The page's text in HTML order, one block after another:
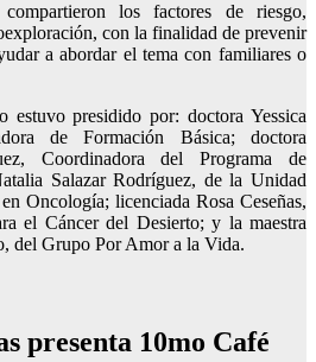
los factores de riesgo,
con la finalidad de prevenir
a abordar el tema con familiares o
estuvo presidido por: doctora Yessica
de Formación Básica; doctora
Coordinadora del Programa de
Salazar Rodríguez, de la Unidad
Oncología; licenciada Rosa Ceseñas,
el Cáncer del Desierto; y la maestra
del Grupo Por Amor a la Vida.
presenta 10mo Café